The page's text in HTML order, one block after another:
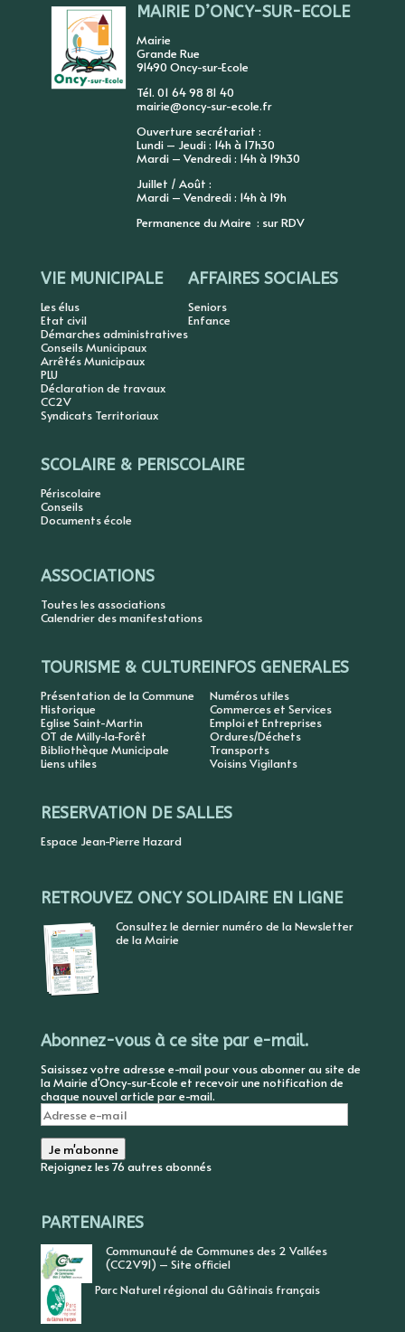
MAIRIE D’ONCY-SUR-ECOLE
Mairie
Grande Rue
91490 Oncy-sur-Ecole
Tél. 01 64 98 81 40
mairie@oncy-sur-ecole.fr
Ouverture secrétariat :
Lundi – Jeudi : 14h à 17h30
Mardi – Vendredi : 14h à 19h30
Juillet / Août :
Mardi – Vendredi : 14h à 19h
Permanence du Maire : sur RDV
VIE MUNICIPALE
Les élus
Etat civil
Démarches administratives
Conseils Municipaux
Arrêtés Municipaux
PLU
Déclaration de travaux
CC2V
Syndicats Territoriaux
AFFAIRES SOCIALES
Seniors
Enfance
SCOLAIRE & PERISCOLAIRE
Périscolaire
Conseils
Documents école
ASSOCIATIONS
Toutes les associations
Calendrier des manifestations
TOURISME & CULTURE
Présentation de la Commune
Historique
Eglise Saint-Martin
OT de Milly-la-Forêt
Bibliothèque Municipale
Liens utiles
INFOS GENERALES
Numéros utiles
Commerces et Services
Emploi et Entreprises
Ordures/Déchets
Transports
Voisins Vigilants
RESERVATION DE SALLES
Espace Jean-Pierre Hazard
RETROUVEZ ONCY SOLIDAIRE EN LIGNE
Consultez le dernier numéro de la Newsletter
de la Mairie
Abonnez-vous à ce site par e-mail.
Saisissez votre adresse e-mail pour vous abonner au site de
la Mairie d'Oncy-sur-Ecole et recevoir une notification de
chaque nouvel article par e-mail.
Adresse
e-
mail
Je m'abonne
Rejoignez les 76 autres abonnés
PARTENAIRES
Communauté de Communes des 2 Vallées
(CC2V91) – Site officiel
Parc Naturel régional du Gâtinais français